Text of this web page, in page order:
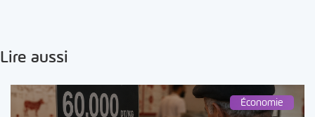
Lire aussi
Économie